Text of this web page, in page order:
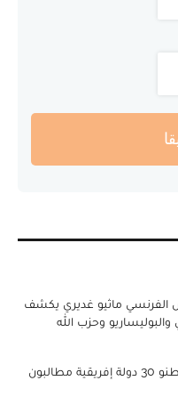
ماثيو غديري يكشف
وحزب الله
تأشيرة الدخول للولايات المتحدة: مواطنو 30 دولة إفريقية مطالبون